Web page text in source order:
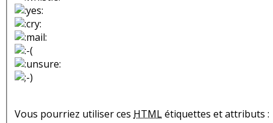
Vous pourriez utiliser ces HTMLétiquettes et attributs :